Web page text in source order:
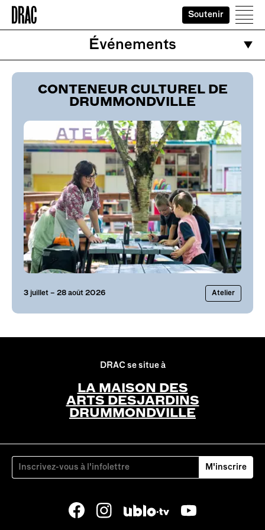
Accueil Soutenir
Événements
CONTENEUR CULTUREL DE
DRUMMONDVILLE
3 juillet – 28 août 2026 Atelier
DRAC se situe à
LA MAISON DES
ARTS DESJARDINS
DRUMMONDVILLE
M'inscrire
FacebookInstagram Ublo.tvYouTube